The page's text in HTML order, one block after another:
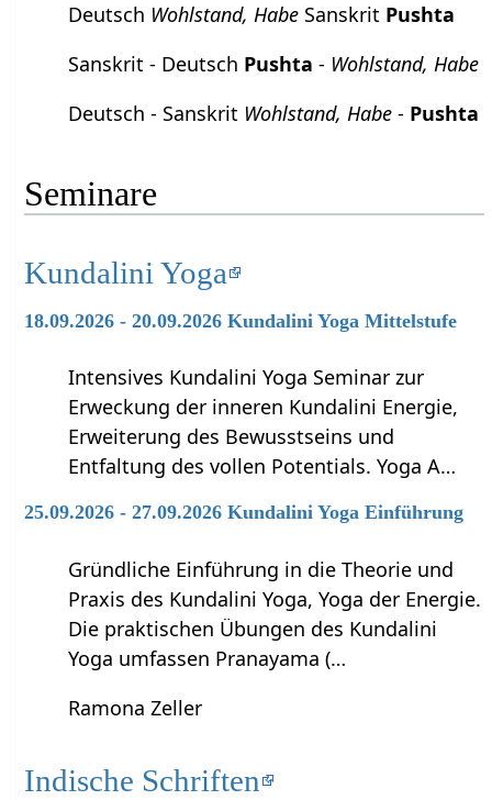
Deutsch Wohlstand, Habe Sanskrit Pushta
Sanskrit - Deutsch Pushta - Wohlstand, Habe
Deutsch - Sanskrit Wohlstand, Habe - Pushta
Seminare
Kundalini Yoga
18.09.2026 - 20.09.2026 Kundalini Yoga Mittelstufe
Intensives Kundalini Yoga Seminar zur
Erweckung der inneren Kundalini Energie,
Erweiterung des Bewusstseins und
Entfaltung des vollen Potentials. Yoga A…
25.09.2026 - 27.09.2026 Kundalini Yoga Einführung
Gründliche Einführung in die Theorie und
Praxis des Kundalini Yoga, Yoga der Energie.
Die praktischen Übungen des Kundalini
Yoga umfassen Pranayama (…
Ramona Zeller
Indische Schriften